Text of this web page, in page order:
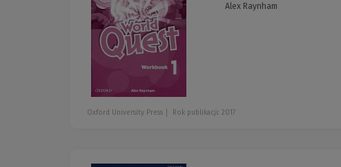
Alex Raynham
Oxford University Press Rok publikacji: 2017